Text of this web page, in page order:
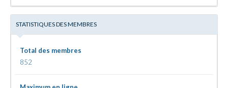
STATISTIQUES DES MEMBRES
Total des membres
852